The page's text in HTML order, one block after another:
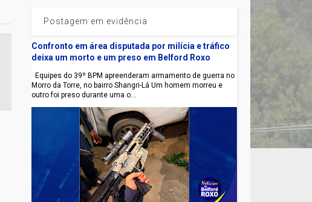
Postagem em evidência
Confronto em área disputada por milícia e tráfico
deixa um morto e um preso em Belford Roxo
Equipes do 39º BPM apreenderam armamento de guerra no
Morro da Torre, no bairro Shangri-Lá Um homem morreu e
outro foi preso durante uma o...